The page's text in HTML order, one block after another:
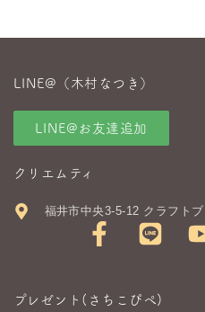
LINE@（木村なつき）
LINE@お友達追加
クリエムティ
福井市中央3-5-12 クラフト
プレゼント(さちこぴぺ)